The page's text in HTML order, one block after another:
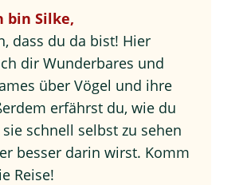
bin Silke,
dass du da bist! Hier
dir Wunderbares und
über Vögel und ihre
erfährst du, wie du
schnell selbst zu sehen
besser darin wirst. Komm
Reise!